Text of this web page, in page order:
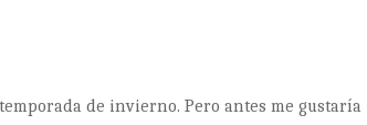
de invierno. Pero antes me gustaría